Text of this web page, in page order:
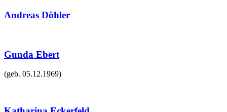
Andreas Döhler
Gunda Ebert
(geb. 05.12.1969)